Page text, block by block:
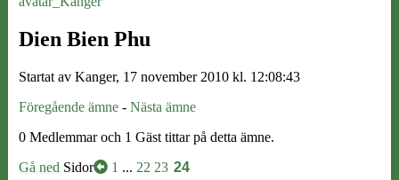
Dien Bien Phu
Startat av Kanger, 17 november 2010 kl. 12:08:43
Föregående ämne - Nästa ämne
0 Medlemmar och 1 Gäst tittar på detta ämne.
Gå ned Sidor 1 ... 22 23 24